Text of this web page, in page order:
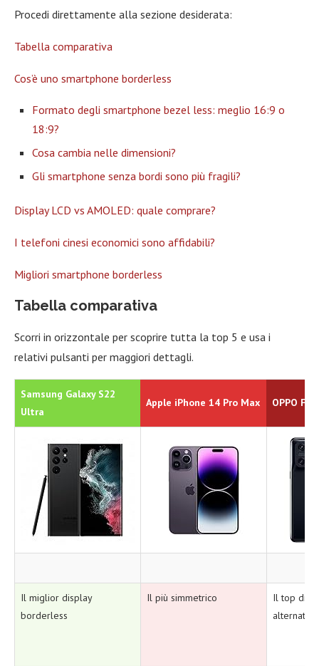
Procedi direttamente alla sezione desiderata:
Tabella comparativa
Cos’è uno smartphone borderless
Formato degli smartphone bezel less: meglio 16:9 o
18:9?
Cosa cambia nelle dimensioni?
Gli smartphone senza bordi sono più fragili?
Display LCD vs AMOLED: quale comprare?
I telefoni cinesi economici sono affidabili?
Migliori smartphone borderless
Tabella comparativa
Scorri in orizzontale per scoprire tutta la top 5 e usa i
relativi pulsanti per maggiori dettagli.
Samsung Galaxy S22
Ultra
Apple iPhone 14 Pro Max OPPO
Il miglior display
borderless
Il più simmetrico
Il top di
alternativo